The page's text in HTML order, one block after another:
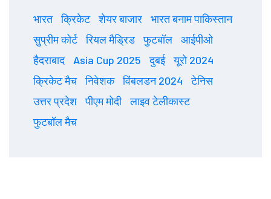
भारत क्रिकेट शेयर बाजार
भारत बनाम पाकिस्तान
सुप्रीम कोर्ट
रियल मैड्रिड फुटबॉल
आईपीओ
हैदराबाद
Asia Cup 2025 दुबई
यूरो 2024
क्रिकेट मैच
निवेशक विंबलडन 2024
टेनिस
उत्तर प्रदेश
पीएम मोदी
लाइव टेलीकास्ट
फुटबॉल मैच